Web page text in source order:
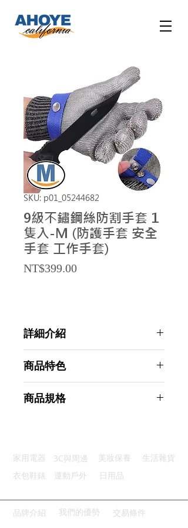
SKU: p01_05244682
9級不鏽鋼絲防割手套 1
隻入-M (防護手套 安全
手套 工作手套)
NT$399.00Price
詳細介紹
商品特色
調節扣帶：適合不同手型自由調整
商品規格
主要材質：不鏽鋼
商品尺寸：25*16*3cm
產地名稱：中國大陸
代理商：亞桓有限公司
家用電器 3C與周邊 美妝保養
生活雜貨
衣包鞋錶
運動戶外 日用品
品牌介紹 我們的優勢 交易條件